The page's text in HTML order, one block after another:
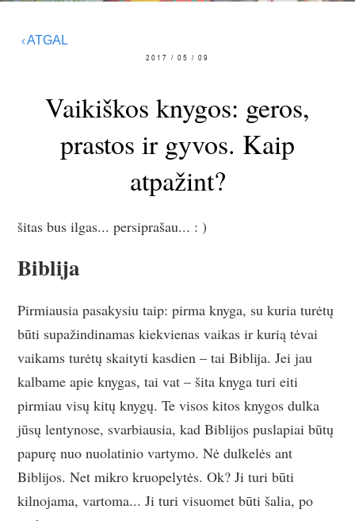
ATGAL
2017 / 05 / 09
Vaikiškos knygos: geros,
prastos ir gyvos. Kaip
atpažint?
šitas bus ilgas... persiprašau... : )
Biblija
Pirmiausia pasakysiu taip: pirma knyga, su kuria turėtų
būti supažindinamas kiekvienas vaikas ir kurią tėvai
vaikams turėtų skaityti kasdien – tai Biblija. Jei jau
kalbame apie knygas, tai vat – šita knyga turi eiti
pirmiau visų kitų knygų. Te visos kitos knygos dulka
jūsų lentynose, svarbiausia, kad Biblijos puslapiai būtų
papurę nuo nuolatinio vartymo. Nė dulkelės ant
Biblijos. Net mikro kruopelytės. Ok? Ji turi būti
kilnojama, vartoma... Ji turi visuomet būti šalia, po